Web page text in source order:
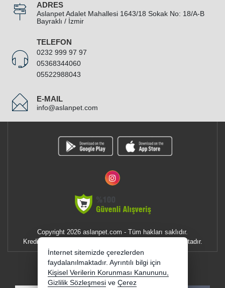
ADRES
Aslanpet Adalet Mahallesi 1643/18 Sokak No: 18/A-B
Bayraklı / İzmir
TELEFON
0232 999 97 97
05368344060
05522988043
E-MAIL
info@aslanpet.com
Copyright 2026 aslanpet.com - Tüm hakları saklıdır.
Kredi kartı bilgileriniz 256bit SSL sertifikası ile korunmaktadır.
E-BÜLTEN
YENI VE INDIRIMLI ÜRÜNLERDEN HABERDAR OLUN !
İnternet sitemizde çerezlerden
faydalanılmaktadır. Ayrıntılı bilgi için
Kişisel Verilerin Korunması Kanununu,
Gizlilik Sözleşmesi ve Çerez